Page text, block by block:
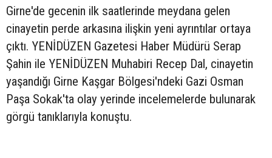
Girne'de gecenin ilk saatlerinde meydana gelen
cinayetin perde arkasına ilişkin yeni ayrıntılar ortaya
çıktı. YENİDÜZEN Gazetesi Haber Müdürü Serap
Şahin ile YENİDÜZEN Muhabiri Recep Dal, cinayetin
yaşandığı Girne Kaşgar Bölgesi'ndeki Gazi Osman
Paşa Sokak'ta olay yerinde incelemelerde bulunarak
görgü tanıklarıyla konuştu.